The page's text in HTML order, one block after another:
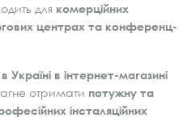
для комерційних
центрах та конференц-
в інтернет-магазині
отримати потужну та
інсталяційних